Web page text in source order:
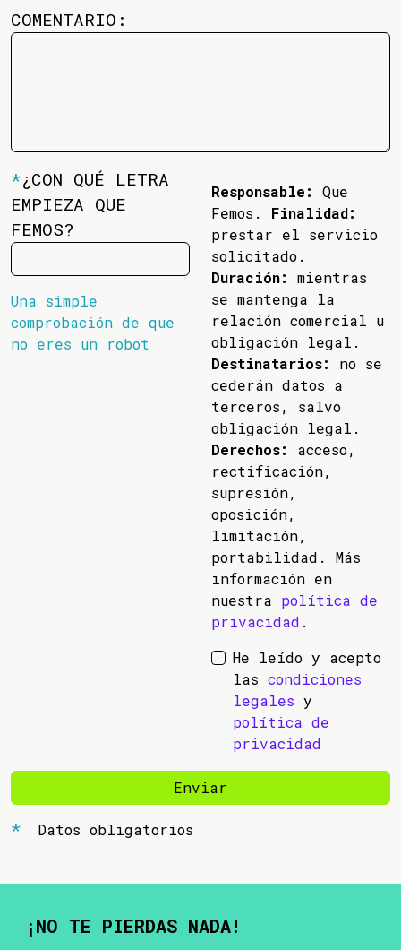
COMENTARIO:
*¿CON QUÉ LETRA
EMPIEZA QUE
FEMOS?
Una simple
comprobación de que
no eres un robot
Responsable:
Que
Femos. Finalidad:
prestar el servicio
solicitado.
Duración:
mientras
se mantenga la
relación comercial u
obligación legal.
Destinatarios:
no se
cederán datos a
terceros, salvo
obligación legal.
Derechos:
acceso,
rectificación,
supresión,
oposición,
limitación,
portabilidad. Más
información en
nuestra política de
privacidad .
He leído y acepto
las condiciones
legales y
política de
privacidad
Enviar
Datos obligatorios
¡NO TE PIERDAS NADA!